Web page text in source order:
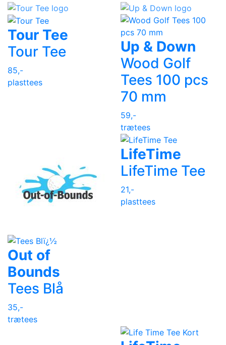
Tour Tee
Tour Tee
85,-
plasttees
Up & Down
Wood Golf
Tees 100 pcs
70 mm
59,-
trætees
Out of
Bounds
Tees Blå
35,-
trætees
LifeTime
LifeTime Tee
21,-
plasttees